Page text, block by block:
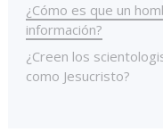
¿Cómo es que un
información?
¿Creen los
como Jesucristo?